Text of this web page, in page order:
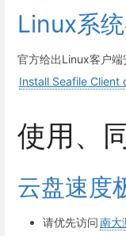
Linux系
官方给出Linux客户
Install Seafile Client
使用、
云盘速度
请优先访问南大